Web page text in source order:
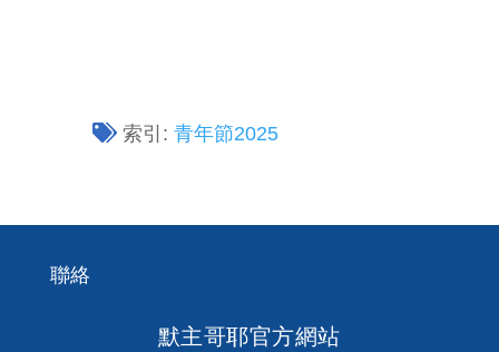
索引:青年節2025
聯絡
默主哥耶官方網站